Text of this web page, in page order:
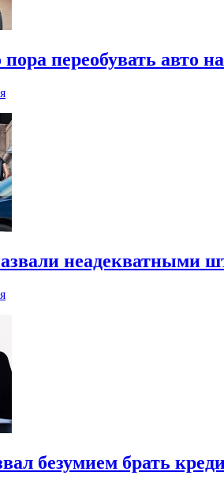
переобувать авто
неадекватными
безумием брать